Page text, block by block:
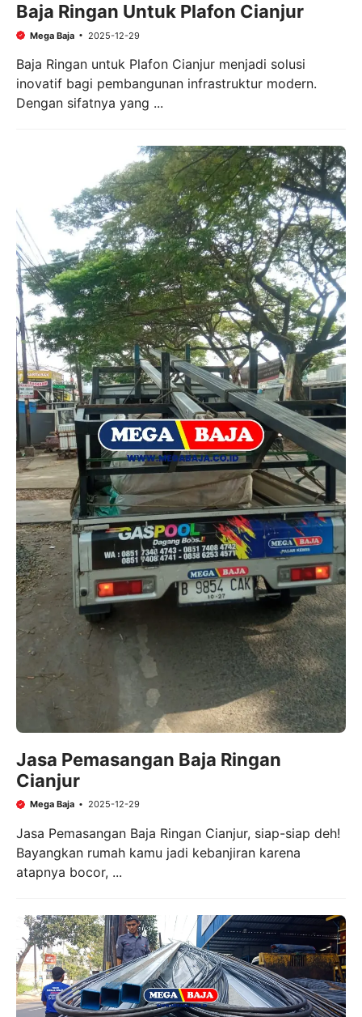
Baja Ringan Untuk Plafon Cianjur
Mega Baja 2025-12-29
Baja Ringan untuk Plafon Cianjur menjadi solusi
inovatif bagi pembangunan infrastruktur modern.
Dengan sifatnya yang ...
Jasa Pemasangan Baja Ringan
Cianjur
Mega Baja 2025-12-29
Jasa Pemasangan Baja Ringan Cianjur, siap-siap deh!
Bayangkan rumah kamu jadi kebanjiran karena
atapnya bocor, ...